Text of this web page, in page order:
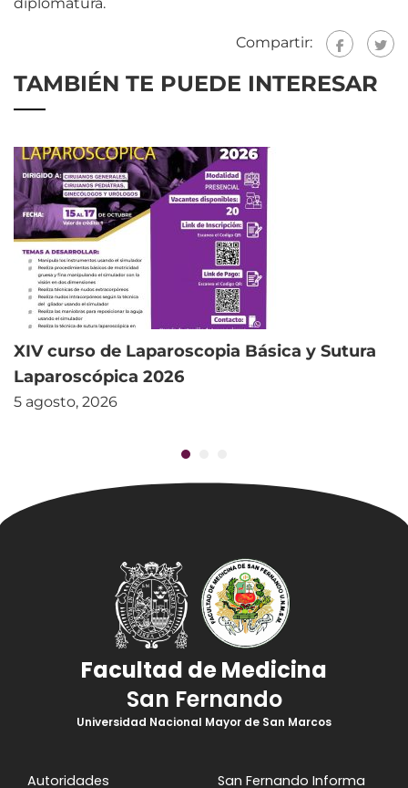
Compartir:
TAMBIÉN TE PUEDE INTERESAR
XIV curso de Laparoscopia Básica y Sutura
Laparoscópica 2026
5 agosto, 2026
Facultad de Medicina
San Fernando
Universidad Nacional Mayor de San Marcos
Autoridades San Fernando Informa